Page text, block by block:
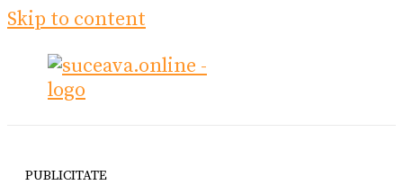
Skip to content
PUBLICITATE